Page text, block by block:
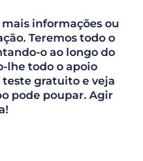
informações ou
Teremos todo o
o ao longo do
lhe todo o apoio
teste gratuito e veja
pode poupar. Agir